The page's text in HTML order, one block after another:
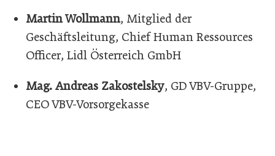
Martin Wollmann, Mitglied der
Geschäftsleitung, Chief Human Ressources
Officer, Lidl Österreich GmbH
Mag. Andreas Zakostelsky, GD VBV-Gruppe,
CEO VBV-Vorsorgekasse